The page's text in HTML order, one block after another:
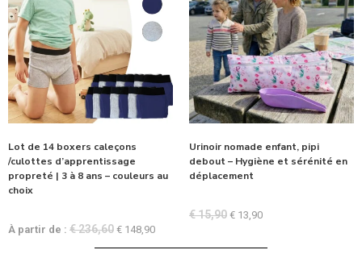
Lot de 14 boxers caleçons
/culottes d’apprentissage
propreté | 3 à 8 ans – couleurs au
choix
À partir de : €236,60 € 148,90
Urinoir nomade enfant, pipi
debout – Hygiène et sérénité en
déplacement
€15,90 € 13,90